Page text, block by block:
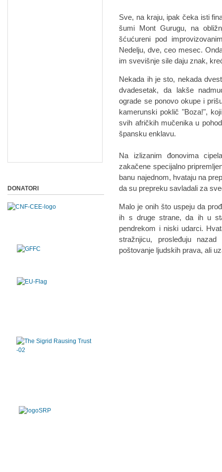
Sve, na kraju, ipak čeka isti
šumi Mont Gurugu, na
šćućureni pod
Nedelju, dve, ceo mesec.
im svevišnje sile daju znak,
Nekada ih je sto, nekada
dvadesetak, da lakše
ograde se ponovo okupe i
kamerunski poklič "Boza!",
svih afričkih mučenika u
špansku enklavu.
Na izlizanim đonovima
zakačene specijalno
banu najednom, hvataju na
da su prepreku savladali za
Malo je onih što uspeju da
ih s druge strane, da ih u
pendrekom i niski udarci.
stražnjicu, prosleđuju
poštovanje ljudskih prava, ali
DONATORI